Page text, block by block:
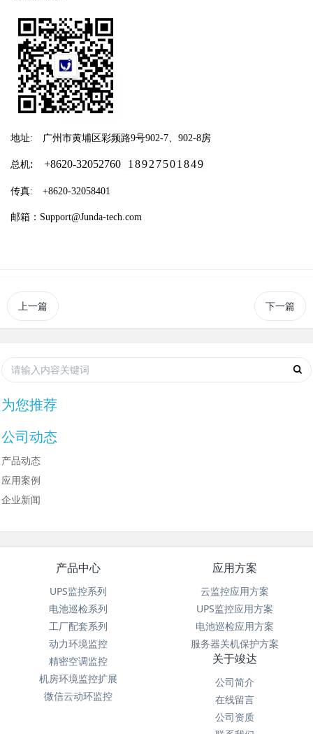
地址: 广州市黄埔区彩频路9号902-7、902-8房
总机: +8620-32052760 18927501849
传真: +8620-32058401
邮箱：Support@Junda-tech.com
上一篇 下一篇
为您推荐
公司动态
产品动态
应用案例
企业新闻
产品中心
UPS监控系列
电池巡检系列
工厂配套系列
动力环境监控
精密空调监控
机房环境监控扩展
微信云动环监控
应用方案
云监控应用方案
UPS监控应用方案
电池巡检应用方案
服务器关机保护方案
关于竣达
公司简介
在线留言
公司资质